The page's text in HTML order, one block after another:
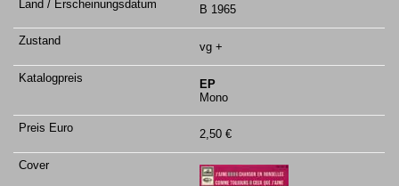
B 1965
vg +
EP
Mono
2,50 €